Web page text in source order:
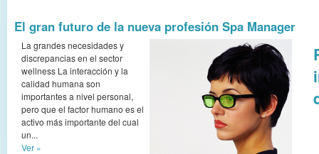
El gran futuro de la nueva profesión Spa Manager
La grandes necesidades y
discrepancias en el sector
wellness La interacción y la
calidad humana son
importantes a nivel personal,
pero que el factor humano es el
activo más importante del cual
un...
Ver »